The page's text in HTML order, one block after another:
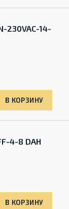
230VAC-14-
В КОРЗИНУ
4-8 DAH
В КОРЗИНУ